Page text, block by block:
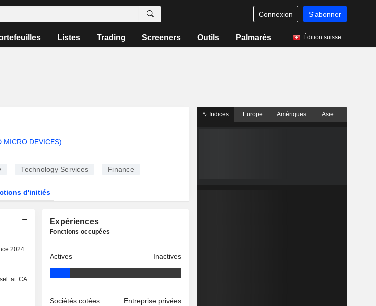
Connexion S'abonner
Listes Trading Screeners Outils Palmarès Édition suisse
MICRO DEVICES)
Technology Services Finance
d'initiés
2024.
at CA
Expériences
Fonctions occupées
Actives Inactives
Sociétés cotées Entreprise privées
Indices Europe Amériques Asie